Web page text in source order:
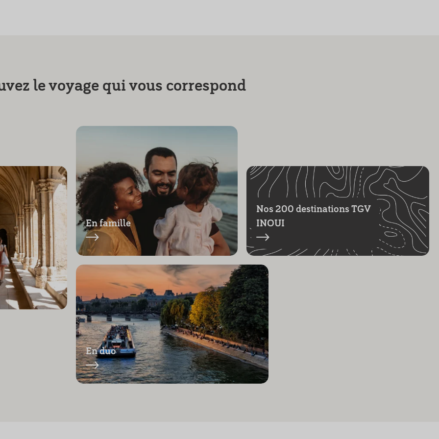
le voyage qui vous correspond
En famille
En duo
Nos 200 destinations TGV
INOUI